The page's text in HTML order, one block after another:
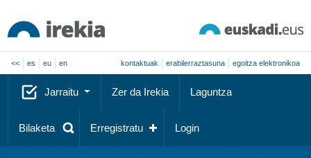
<< es eu en kontaktuak erabilerraztasuna egoitza elektronikoa
Jarraitu Zer da Irekia Laguntza
Bilaketa Erregistratu Login